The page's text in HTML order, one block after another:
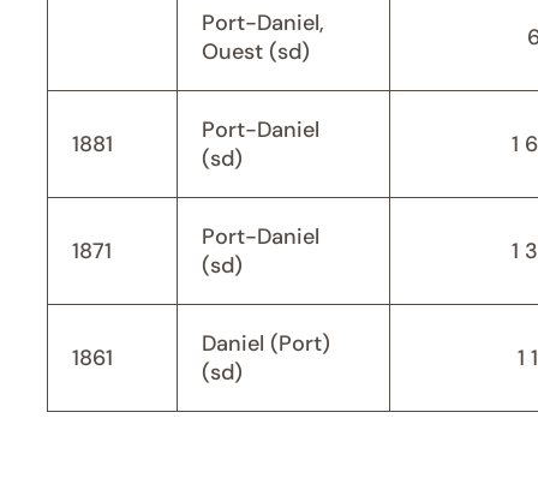
Port-Daniel,
Ouest (sd)
1881
Port-Daniel
(sd)
1
1871
Port-Daniel
(sd)
1
1861
Daniel (Port)
(sd)
1